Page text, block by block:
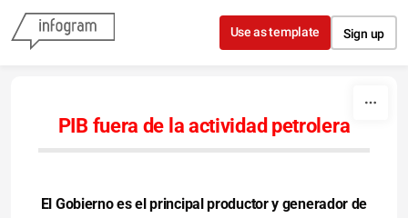
Skip to content
Use as template Sign up
PIB fuera de la actividad petrolera
El Gobierno es el principal productor y generador de